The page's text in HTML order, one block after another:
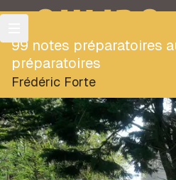
OULIPO
99 notes préparatoires
préparatoires
Frédéric Forte